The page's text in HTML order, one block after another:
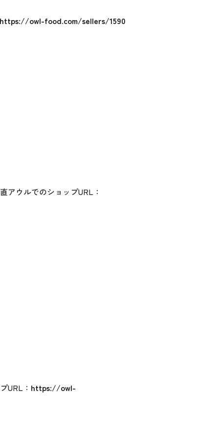
https://owl-food.com/sellers/1590
アウルでのショップURL：
URL： https://owl-